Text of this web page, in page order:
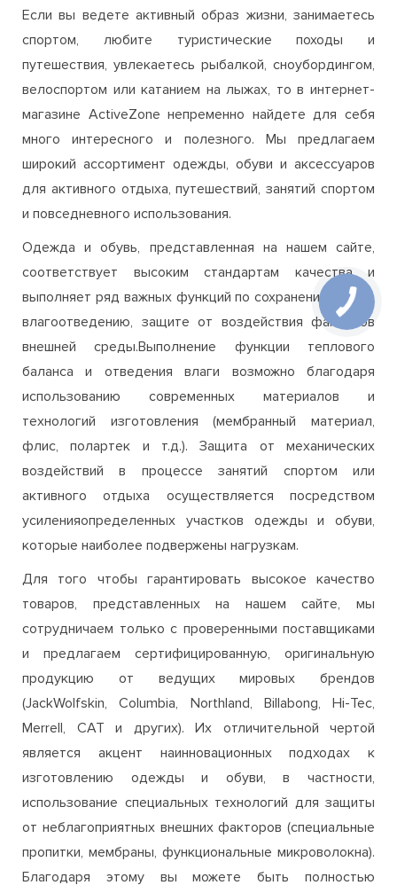
Если вы ведете активный образ жизни, занимаетесь
спортом, любите туристические походы и
путешествия, увлекаетесь рыбалкой, сноубордингом,
велоспортом или катанием на лыжах, то в интернет-
магазине ActiveZone непременно найдете для себя
много интересного и полезного. Мы предлагаем
широкий ассортимент одежды, обуви и аксессуаров
для активного отдыха, путешествий, занятий спортом
и повседневного использования.
Одежда и обувь, представленная на нашем сайте,
соответствует высоким стандартам качества и
выполняет ряд важных функций по сохранению тепла,
влагоотведению, защите от воздействия факторов
внешней среды.Выполнение функции теплового
баланса и отведения влаги возможно благодаря
использованию современных материалов и
технологий изготовления (мембранный материал,
флис, полартек и т.д.). Защита от механических
воздействий в процессе занятий спортом или
активного отдыха осуществляется посредством
усиленияопределенных участков одежды и обуви,
которые наиболее подвержены нагрузкам.
Для того чтобы гарантировать высокое качество
товаров, представленных на нашем сайте, мы
сотрудничаем только с проверенными поставщиками
и предлагаем сертифицированную, оригинальную
продукцию от ведущих мировых брендов
(JackWolfskin, Columbia, Northland, Billabong, Hi-Tec,
Merrell, CAT и других). Их отличительной чертой
является акцент наинновационных подходах к
изготовлению одежды и обуви, в частности,
использование специальных технологий для защиты
от неблагоприятных внешних факторов (специальные
пропитки, мембраны, функциональные микроволокна).
Благодаря этому вы можете быть полностью
КНОПКА
СВЯЗИ